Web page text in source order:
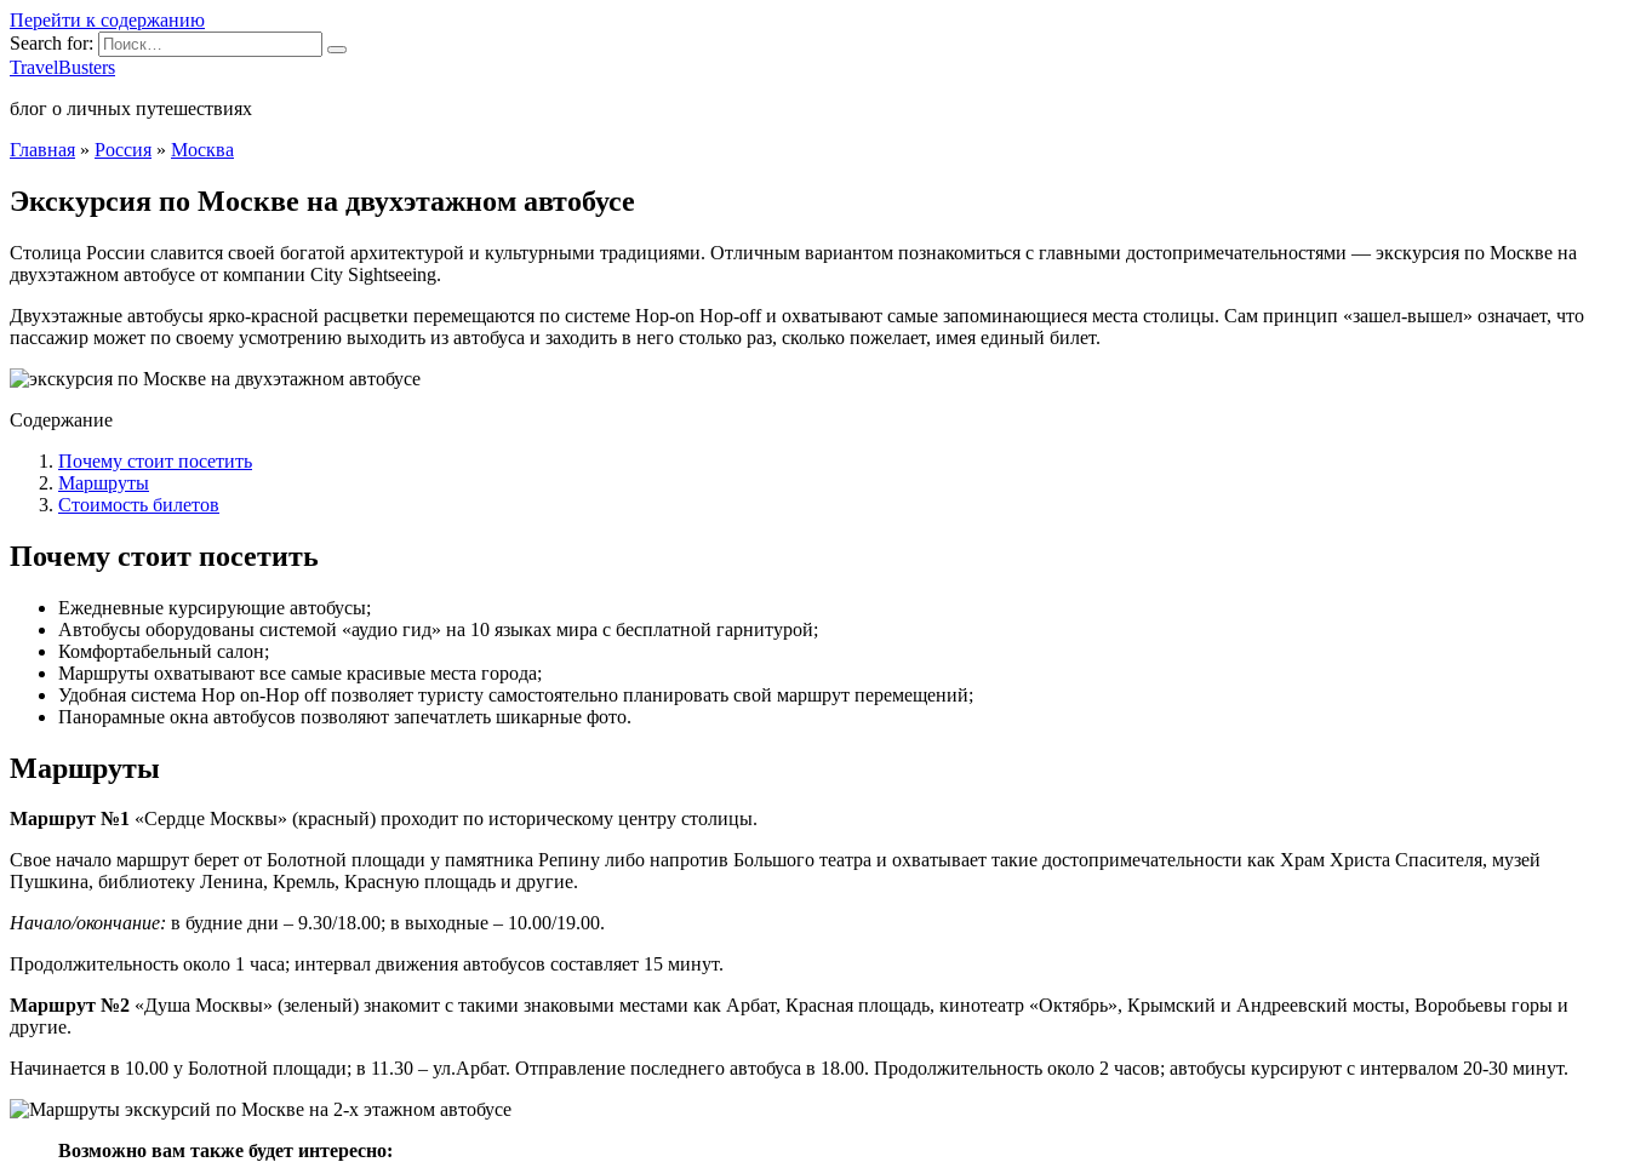
Перейти к содержанию
Search for:
TravelBusters
блог о личных путешествиях
Главная » Россия » Москва
Экскурсия по Москве на двухэтажном автобусе
Столица России славится своей богатой архитектурой и культурными традициями. Отличным вариантом познакомиться с главными достопримечательностями — экскурсия по Москве на
двухэтажном автобусе от компании City Sightseeing.
Двухэтажные автобусы ярко-красной расцветки перемещаются по системе Hop-on Hop-off и охватывают самые запоминающиеся места столицы. Сам принцип «зашел-вышел» означает, что
пассажир может по своему усмотрению выходить из автобуса и заходить в него столько раз, сколько пожелает, имея единый билет.
Содержание
Почему стоит посетить
Маршруты
Стоимость билетов
Почему стоит посетить
Ежедневные курсирующие автобусы;
Автобусы оборудованы системой «аудио гид» на 10 языках мира с бесплатной гарнитурой;
Комфортабельный салон;
Маршруты охватывают все самые красивые места города;
Удобная система Hop on-Hop off позволяет туристу самостоятельно планировать свой маршрут перемещений;
Панорамные окна автобусов позволяют запечатлеть шикарные фото.
Маршруты
Маршрут №1 «Сердце Москвы» (красный) проходит по историческому центру столицы.
Свое начало маршрут берет от Болотной площади у памятника Репину либо напротив Большого театра и охватывает такие достопримечательности как Храм Христа Спасителя, музей
Пушкина, библиотеку Ленина, Кремль, Красную площадь и другие.
Начало/окончание: в будние дни – 9.30/18.00; в выходные – 10.00/19.00.
Продолжительность около 1 часа; интервал движения автобусов составляет 15 минут.
Маршрут №2 «Душа Москвы» (зеленый) знакомит с такими знаковыми местами как Арбат, Красная площадь, кинотеатр «Октябрь», Крымский и Андреевский мосты, Воробьевы горы и
другие.
Начинается в 10.00 у Болотной площади; в 11.30 – ул.Арбат. Отправление последнего автобуса в 18.00. Продолжительность около 2 часов; автобусы курсируют с интервалом 20-30 минут.
Возможно вам также будет интересно: